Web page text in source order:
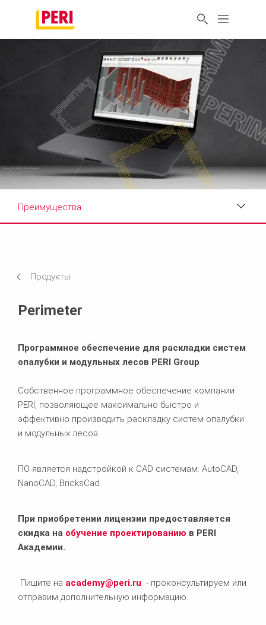
Преимущества
Продукты
Perimeter
Программное обеспечение для раскладки систем
опалубки и модульных лесов PERI Group
Собственное программное обеспечение компании
PERI, позволяющее максимально быстро и
эффективно производить раскладку систем опалубки
и модульных лесов.
ПО является надстройкой к CAD системам: AutoCAD,
NanoCAD, BricksCad.
При приобретении лицензии предоставляется
скидка на обучение проектированию в PERI
Академии.
Пишите на academy@peri.ru - проконсультируем или
отправим дополнительную информацию.